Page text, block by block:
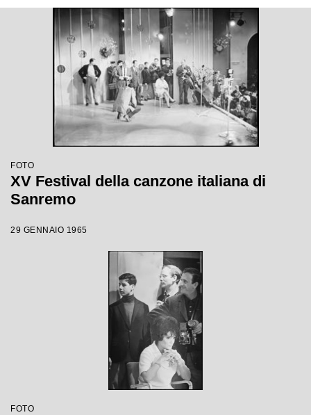
FOTO
XV Festival della canzone italiana di
Sanremo
29 GENNAIO 1965
FOTO